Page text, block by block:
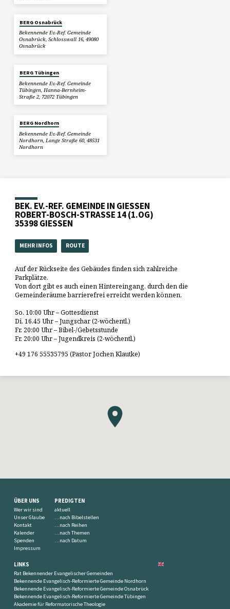
BERG Osnabrück
Bekennende Ev.-Ref. Gemeinde
Osnabrück, Schlosswall 16, 49080
Osnabrück
BERG Tübingen
Bekennende Ev.-Ref. Gemeinde
Tübingen, Hanna-Bernheim-
Straße 2, 72072 Tübingen
BERG Nordhorn
Bekennende Ev.-Ref. Gemeinde
Nordhorn, Lange Straße 60, 48531
Nordhorn
BEK. EV.-REF. GEMEINDE IN GIESSEN
ROBERT-BOSCH-STRASSE 14 (1.OG)
35398 GIESSEN
MEHR INFOS ROUTE
Auf der Rückseite des Gebäudes finden sich zahlreiche
Parkplätze.
Von dort gibt es auch einen Hintereingang, durch den die
Gemeinderäume barrierefrei erreicht werden können.
So. 10:00 Uhr – Gottesdienst
Di. 16.45 Uhr – Jungschar (2-wöchentl.)
Fr. 20:00 Uhr – Bibel-/Gebetsstunde
Fr. 20:00 Uhr – Jugendkreis (2-wöchentl.)
+49 176 55535795 (Pastor Jochen Klautke)
ÜBER UNS
Wer wir sind
Unser Glaube
Kontakt
Kalender
Spenden
Impressum
PREDIGTEN
aktuell
…nach Bibelstellen
…nach Reihen
…nach Themen
…nach Datum
LINKS
Rat Bekennender Evangelischer Gemeinden
Bekennende Evangelisch-Reformierte Gemeinde Nordhorn
Bekennende Evangelisch-Reformierte Gemeinde Osnabrück
Bekennende Evangelisch-Reformierte Gemeinde Tübingen
Akademie für Reformatorische Theologie